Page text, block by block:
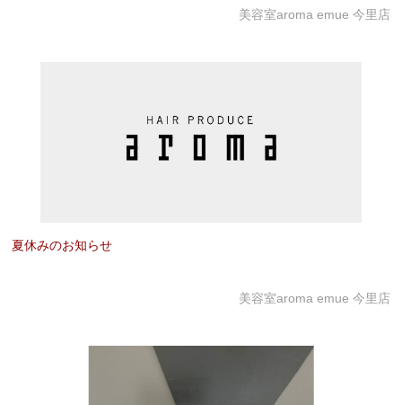
美容室aroma emue 今里店
夏休みのお知らせ
美容室aroma emue 今里店